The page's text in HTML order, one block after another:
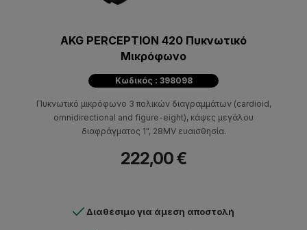
AKG PERCEPTION 420 Πυκνωτικό
Μικρόφωνο
Κωδικός : 398098
Πυκνωτικό μικρόφωνο 3 πολικών διαγραμμάτων (cardioid,
omnidirectional and figure-eight), κάψες μεγάλου
διαφράγματος 1", 28MV ευαισθησία.
222,00 €
Διαθέσιμο για άμεση αποστολή